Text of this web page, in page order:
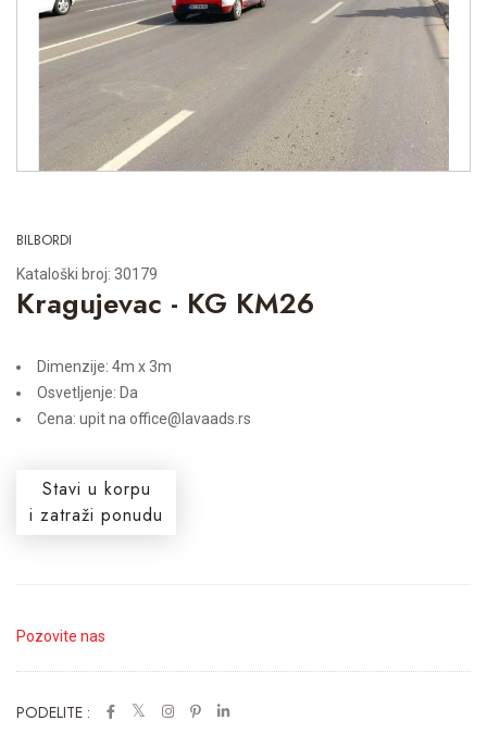
BILBORDI
Kataloški broj: 30179
Kragujevac - KG KM26
Dimenzije: 4m x 3m
Osvetljenje: Da
Cena: upit na office@lavaads.rs
Stavi u korpu
i zatraži ponudu
Pozovite nas
PODELITE :